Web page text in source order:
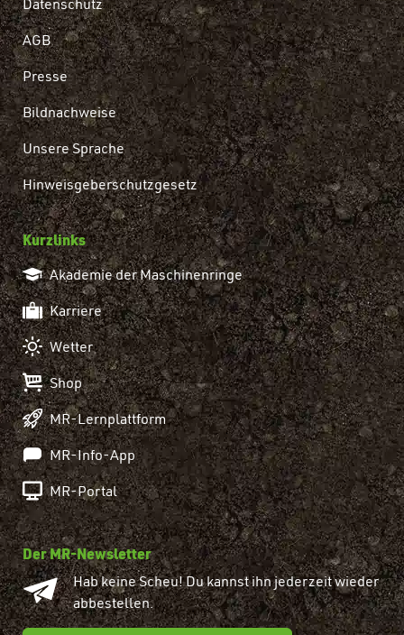
Datenschutz
AGB
Presse
Bildnachweise
Unsere Sprache
Hinweisgeberschutzgesetz
Kurzlinks
Akademie der Maschinenringe
Karriere
Wetter
Shop
MR-Lernplattform
MR-Info-App
MR-Portal
Der MR-Newsletter
Hab keine Scheu! Du kannst ihn jederzeit wieder
abbestellen.